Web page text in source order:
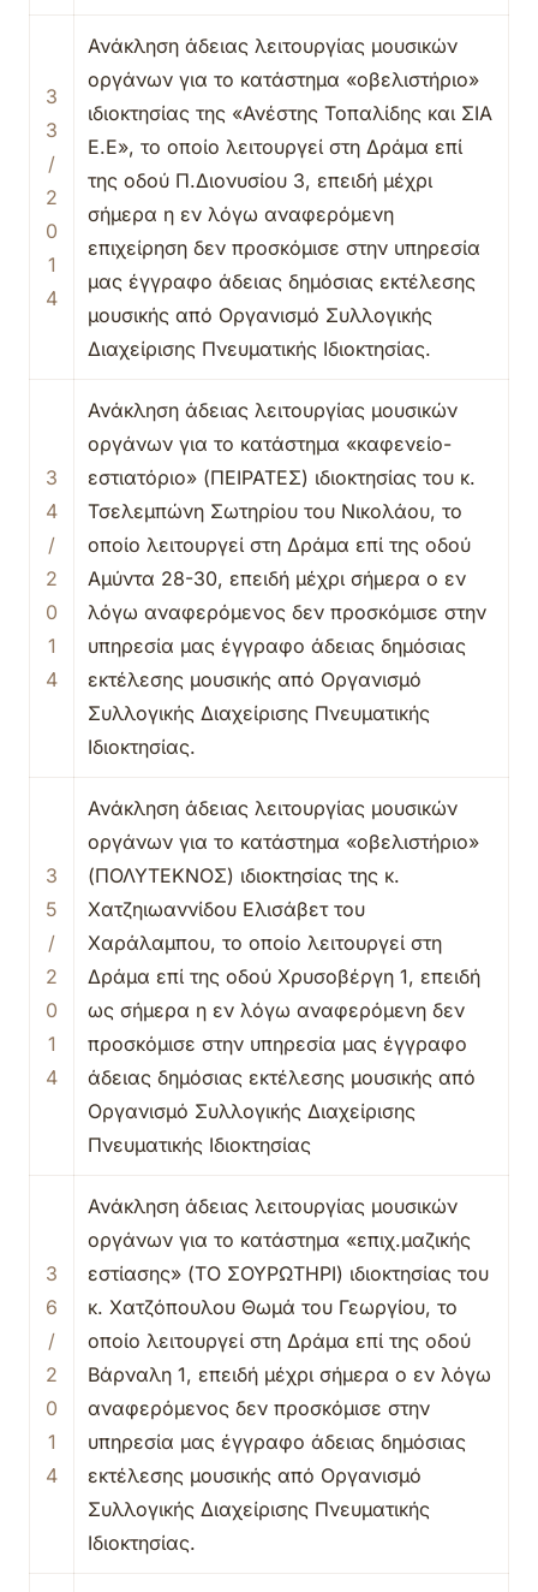
3
3
/
2
0
1
4
Ανάκληση άδειας λειτουργίας μουσικών
οργάνων για το κατάστημα «οβελιστήριο»
ιδιοκτησίας της «Ανέστης Τοπαλίδης και ΣΙΑ
Ε.Ε», το οποίο λειτουργεί στη Δράμα επί
της οδού Π.Διονυσίου 3, επειδή μέχρι
σήμερα η εν λόγω αναφερόμενη
επιχείρηση δεν προσκόμισε στην υπηρεσία
μας έγγραφο άδειας δημόσιας εκτέλεσης
μουσικής από Οργανισμό Συλλογικής
Διαχείρισης Πνευματικής Ιδιοκτησίας.
3
4
/
2
0
1
4
Ανάκληση άδειας λειτουργίας μουσικών
οργάνων για το κατάστημα «καφενείο-
εστιατόριο» (ΠΕΙΡΑΤΕΣ) ιδιοκτησίας του κ.
Τσελεμπώνη Σωτηρίου του Νικολάου, το
οποίο λειτουργεί στη Δράμα επί της οδού
Αμύντα 28-30, επειδή μέχρι σήμερα ο εν
λόγω αναφερόμενος δεν προσκόμισε στην
υπηρεσία μας έγγραφο άδειας δημόσιας
εκτέλεσης μουσικής από Οργανισμό
Συλλογικής Διαχείρισης Πνευματικής
Ιδιοκτησίας.
3
5
/
2
0
1
4
Ανάκληση άδειας λειτουργίας μουσικών
οργάνων για το κατάστημα «οβελιστήριο»
(ΠΟΛΥΤΕΚΝΟΣ) ιδιοκτησίας της κ.
Χατζηιωαννίδου Ελισάβετ του
Χαράλαμπου, το οποίο λειτουργεί στη
Δράμα επί της οδού Χρυσοβέργη 1, επειδή
ως σήμερα η εν λόγω αναφερόμενη δεν
προσκόμισε στην υπηρεσία μας έγγραφο
άδειας δημόσιας εκτέλεσης μουσικής από
Οργανισμό Συλλογικής Διαχείρισης
Πνευματικής Ιδιοκτησίας
3
6
/
2
0
1
4
Ανάκληση άδειας λειτουργίας μουσικών
οργάνων για το κατάστημα «επιχ.μαζικής
εστίασης» (ΤΟ ΣΟΥΡΩΤΗΡΙ) ιδιοκτησίας του
κ. Χατζόπουλου Θωμά του Γεωργίου, το
οποίο λειτουργεί στη Δράμα επί της οδού
Βάρναλη 1, επειδή μέχρι σήμερα ο εν λόγω
αναφερόμενος δεν προσκόμισε στην
υπηρεσία μας έγγραφο άδειας δημόσιας
εκτέλεσης μουσικής από Οργανισμό
Συλλογικής Διαχείρισης Πνευματικής
Ιδιοκτησίας.